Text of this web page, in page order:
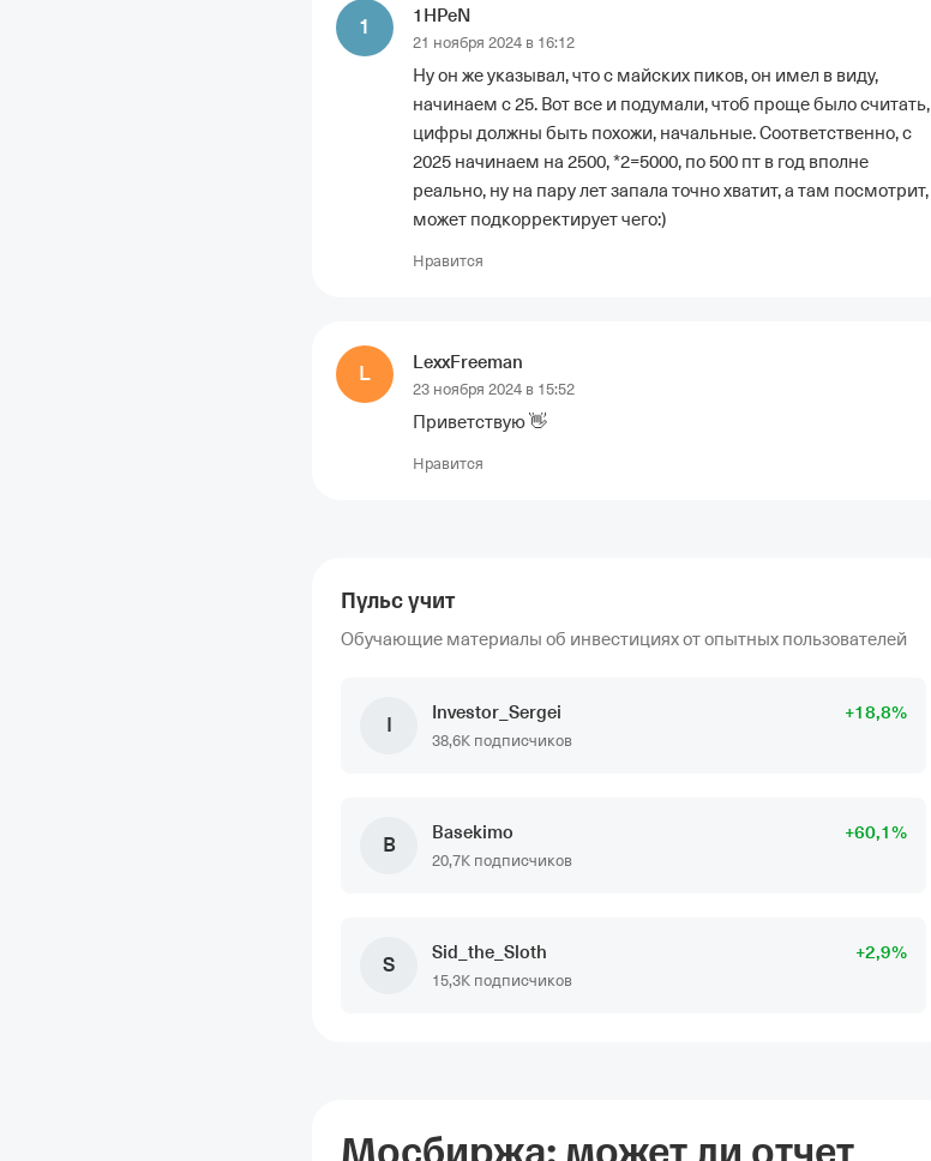
1
1HPeN
21 ноября 2024 в 16:12
﻿Ну он же указывал, что с майских пиков, он имел в виду,
начинаем с 25. Вот все и подумали, чтоб проще было считать,
цифры должны быть похожи, начальные. Соответственно, с
2025 начинаем на 2500, *2=5000, по 500 пт в год вполне
реально, ну на пару лет запала точно хватит, а там посмотрит,
может подкорректирует чего:)
Нравится
L
LexxFreeman
23 ноября 2024 в 15:52
Приветствую 👋
Нравится
Пульс учит
Обучающие материалы об инвестициях от опытных пользователей
I
Investor_Sergei +18,8%
38,6K подписчиков
B
Basekimo +60,1%
20,7K подписчиков
S
Sid_the_Sloth +2,9%
15,3K подписчиков